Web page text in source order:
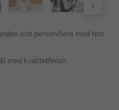
och personifiera med text
med kvalitetfinish